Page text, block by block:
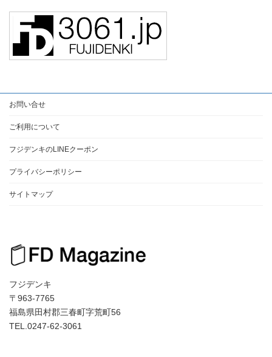
お問い合せ
ご利用について
フジデンキのLINEクーポン
プライバシーポリシー
サイトマップ
フジデンキ
〒963-7765
福島県田村郡三春町字荒町56
TEL.0247-62-3061